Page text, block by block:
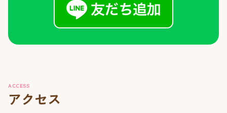
ACCESS
アクセス